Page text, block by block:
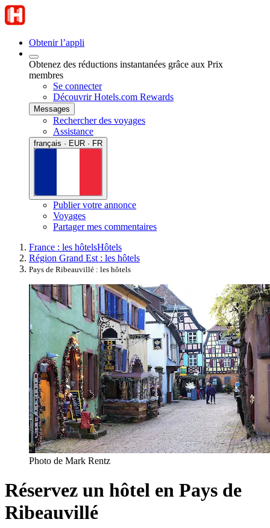
Obtenir l’appli
Obtenez des réductions instantanées grâce aux Prix
membres
Se connecter
Découvrir Hotels.com Rewards
Messages
Rechercher des voyages
Assistance
français · EUR · FR
Publier votre annonce
Voyages
Partager mes commentaires
France : les hôtelsHôtels
Région Grand Est : les hôtels
Pays de Ribeauvillé : les hôtels
Photo de Mark Rentz
Réservez un hôtel en Pays de
Ribeauvillé